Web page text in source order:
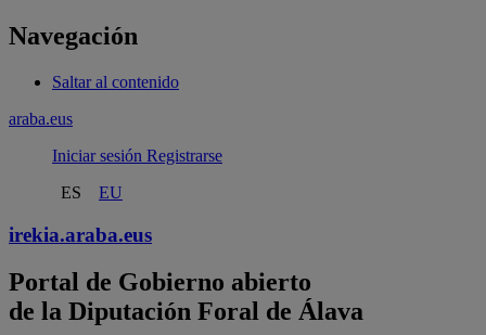
Navegación
Saltar al contenido
araba.eus
Iniciar sesión Registrarse
ES
EU
irekia.araba.eus
Portal de Gobierno abierto
de la Diputación Foral de Álava